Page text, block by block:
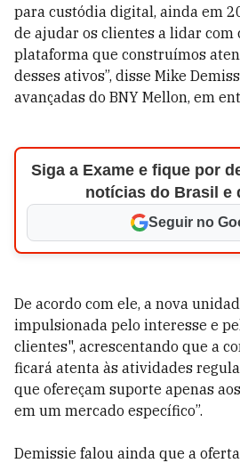
para custódia digital, ainda em
de ajudar os clientes a lidar com
plataforma que construímos
desses ativos”, disse Mike
avançadas do BNY Mellon, em
Siga a Exame e fique por
notícias do Brasil e
Seguir no
De acordo com ele, a nova
impulsionada pelo interesse e
clientes", acrescentando que a
ficará atenta às atividades
que ofereçam suporte apenas
em um mercado específico”.
Demissie falou ainda que a